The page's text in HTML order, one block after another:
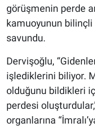
görüşmenin perde
kamuoyunun bilinçli
savundu.
Dervişoğlu,
işlediklerini biliyor.
olduğunu bildikleri
perdesi
organlarına